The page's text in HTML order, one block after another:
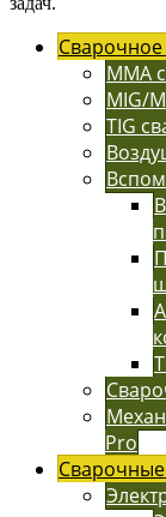
MMA
MIG/
TIG
Pro